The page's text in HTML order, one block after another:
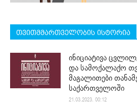
თვითმმართველობის ისტორია
ინიციატივა
და სამოქალაქო
მაგალითები
საქართველოში
21.03.2023. 00:12